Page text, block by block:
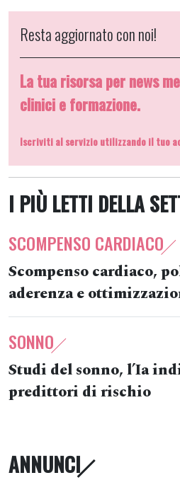
Resta aggiornato con noi!
La tua risorsa per news
clinici e formazione.
Iscriviti al servizio utilizzando il tuo
I PIÙ LETTI DELLA
SCOMPENSO CARDIACO
Scompenso cardiaco,
aderenza e
SONNO
Studi del sonno, l’Ia
predittori di rischio
ANNUNCI